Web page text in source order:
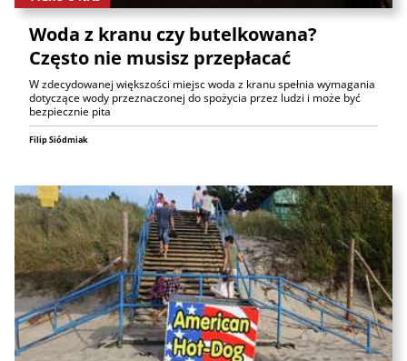
Woda z kranu czy butelkowana?
Często nie musisz przepłacać
W zdecydowanej większości miejsc woda z kranu spełnia wymagania
dotyczące wody przeznaczonej do spożycia przez ludzi i może być
bezpiecznie pita
Filip Siódmiak